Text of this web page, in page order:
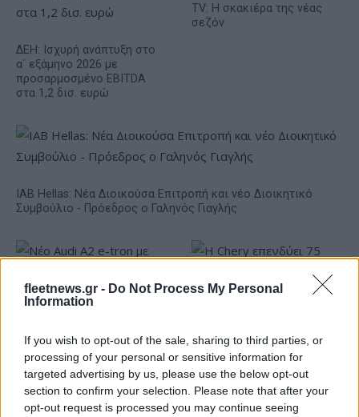
fleetnews.gr - Do Not Process My Personal
Information
If you wish to opt-out of the sale, sharing to third parties, or
processing of your personal or sensitive information for
targeted advertising by us, please use the below opt-out
section to confirm your selection. Please note that after your
opt-out request is processed you may continue seeing
ΔΕΗ: Ισχυρή ανάπτυξη στο
α΄ εξάμηνο 2026 με
προσαρμοσμένο EBITDA
στα 1,2 δισ. ευρώ
TV: Η σκακιέρα της νέας
σεζόν
IAB Hellas: Νέα Διοικούσα Επιτροπή και νέο Διοικητικό
Συμβούλιο - Πρόεδρος ο Γαληνός Γιαγλής
στόχο την κορυφή της
αποδοτικότητας
δολάρια στην KG Mobility